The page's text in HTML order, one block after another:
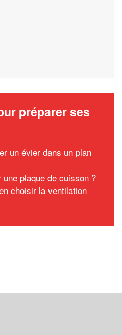
préparer ses
un évier dans un plan
plaque de cuisson ?
choisir la ventilation